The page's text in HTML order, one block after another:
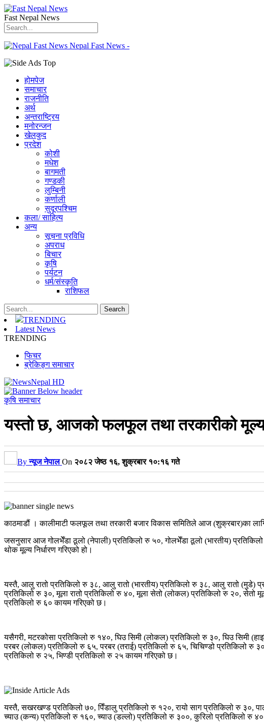
Fast Nepal News
Nepal Fast News -
होमपेज
समाचार
राजनीति
अर्थ
अन्तराष्ट्रिय
मनोरन्जन
खेलकुद
प्रदेश
कोशी
मधेश
बागमती
गण्डकी
लुम्बिनी
कर्णाली
सुदूरपश्चिम
कला/ साहित्य
अन्य
सूचना प्रविधि
अपराध
बिचार
कृषि
पर्यटन
धर्म/संस्कृति
राशिफल
TRENDING
Latest News
TRENDING
फिचर
ब्रेकिङ्ग समाचार
कृषि समाचार
यस्तो छ, आजको फलफूल तथा तरकारीको
Byन्यूज नेपाल On २०८२ जेष्ठ १६, शुक्रबार १०:१६ गते
काठमाडौं । कालीमाटी फलफूल तथा तरकारी बजार विकास समितिले आज (शुक्रबार)का
जसनुसार आज गोलभेँडा ठूलो (नेपाली) प्रतिकिलो रु ५०, गोलभेँडा ठूलो (भारतीय)
थोक मूल्य निर्धारण गरिएको हो।
यस्तै, आलु रातो प्रतिकिलो रु ३८, आलु रातो (भारतीय) प्रतिकिलो रु ३८, आलु रातो (मुडे)
प्रतिकिलो रु ३०, मूला रातो प्रतिकिलो रु ४०, मूला सेतो (लोकल) प्रतिकिलो रु २०, सेतो
प्रतिकिलो रु ६० कायम गरिएको छ।
यसैगरी, मटरकोसा प्रतिकिलो रु १४०, घिउ सिमी (लोकल) प्रतिकिलो रु ३०, घिउ सिमी
परबर (लोकल) प्रतिकिलो रु ६५, परबर (तराई) प्रतिकिलो रु ६५, चिचिण्डो प्रतिकिलो रु
प्रतिकिलो रु २५, भिण्डी प्रतिकिलो रु २५ कायम गरिएको छ।
यस्तै, सखरखण्ड प्रतिकिलो ७०, पिँडालु प्रतिकिलो रु १२०, रायो साग प्रतिकिलो रु ३०,
च्याउ (कन्य) प्रतिकिलो रु १६०, च्याउ (डल्लो) प्रतिकिलो रु ३००, कुरिलो प्रतिकिलो रु